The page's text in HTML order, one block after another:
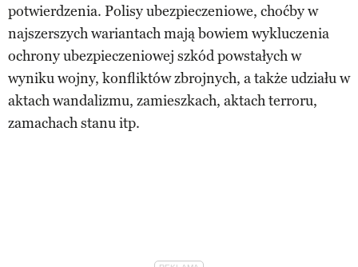
potwierdzenia. Polisy ubezpieczeniowe, choćby w
najszerszych wariantach mają bowiem wykluczenia
ochrony ubezpieczeniowej szkód powstałych w
wyniku wojny, konfliktów zbrojnych, a także udziału w
aktach wandalizmu, zamieszkach, aktach terroru,
zamachach stanu itp.